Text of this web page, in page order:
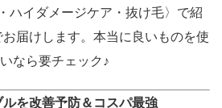
ハイダメージケア・抜け毛〉で紹
届けします。本当に良いものを使
なら要チェック♪
を改善予防＆コスパ最強